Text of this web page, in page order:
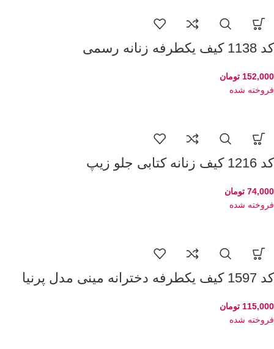
کد 1138 کیف یکطرفه زنانه رسمی
152,000 تومان
فروخته شده
کد 1216 کیف زنانه کتابی جلو زیپ
74,000 تومان
فروخته شده
کد 1597 کیف یکطرفه دخترانه مینی مدل پرنیا
115,000 تومان
فروخته شده